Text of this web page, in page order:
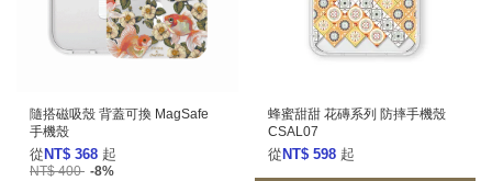
隨搭磁吸殼 背蓋可換 MagSafe
手機殼
從 NT$ 368 起
NT$ 400 -8%
蜂蜜甜甜 花磚系列 防摔手機殼
CSAL07
從 NT$ 598 起